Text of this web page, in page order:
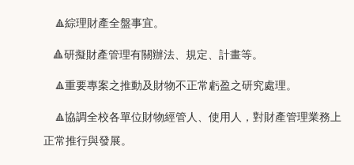
財物管理
土地房屋 校園空間管理
校內店家資訊 意見回饋
相關連結
🔺綜理財產全盤事宜。
🔺研擬財產管理有關辦法、規定、計畫等。
🔺重要專案之推動及財物不正常虧盈之研究處理。
🔺協調全校各單位財物經管人、使用人，對財產管理業務上
正常推行與發展。